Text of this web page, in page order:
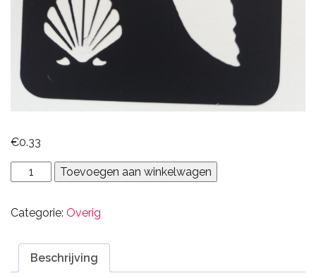
€0.33
Zeemeermin
1
Toevoegen aan winkelwagen
Categorie: Overig
Beschrijving